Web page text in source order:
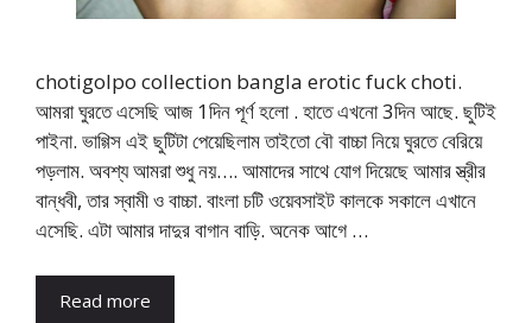
chotigolpo collection bangla erotic fuck choti.
আমরা ঘুরতে এসেছি আজ 1দিন পূর্ণ হলো . হাতে এখনো 3দিন আছে. ছুটিই
পাইনা. ভাগ্গিস এই ছুটিটা পেয়েছিলাম তাইতো বৌ বাচ্চা নিয়ে ঘুরতে বেরিয়ে
পড়লাম. অবশ্য আমরা শুধু নয়…. আমাদের সাথে যোগ দিয়েছে আমার স্ত্রীর
বান্ধবী, তার স্বামী ও বাচ্চা. বাংলা চটি ওয়েবসাইট কালকে সকালে এখানে
এসেছি. এটা আমার দাদুর বাগান বাড়ি. অনেক আগে …
Read more